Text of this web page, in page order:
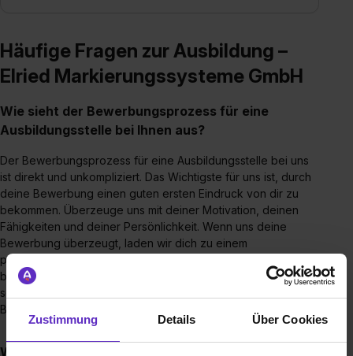
Zustimmung Details Über Cookies
Häufige Fragen zur Ausbildung –
Elried Markierungssysteme GmbH
Wie sieht der Bewerbungsprozess für eine
Ausbildungsstelle bei Ihnen aus?
Der Bewerbungsprozess für eine Ausbildungsstelle bei uns
ist direkt und unkompliziert. Das Wichtigste für uns ist, durch
deine Bewerbung einen guten ersten Eindruck von dir zu
bekommen. Überzeuge uns mit deiner Motivation, deinen
Fähigkeiten und deiner Persönlichkeit. Wenn uns deine
Bewerbung überzeugt, laden wir dich zu einem
persönlichen Gespräch bei uns vor Ort ein. Dies gibt uns
beiden die Möglichkeit, uns besser kennenzulernen und zu
sehen, ob wir zueinander passen. Wir freuen uns auf deine
Bewerbung!
Wie werden Ausbildungsstellen bei Ihnen